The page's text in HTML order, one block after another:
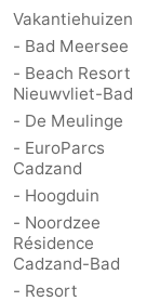
Vakantiehuizen
- Bad Meersee
- Beach Resort
Nieuwvliet-Bad
- De Meulinge
- EuroParcs
Cadzand
- Hoogduin
- Noordzee
Résidence
Cadzand-Bad
- Resort